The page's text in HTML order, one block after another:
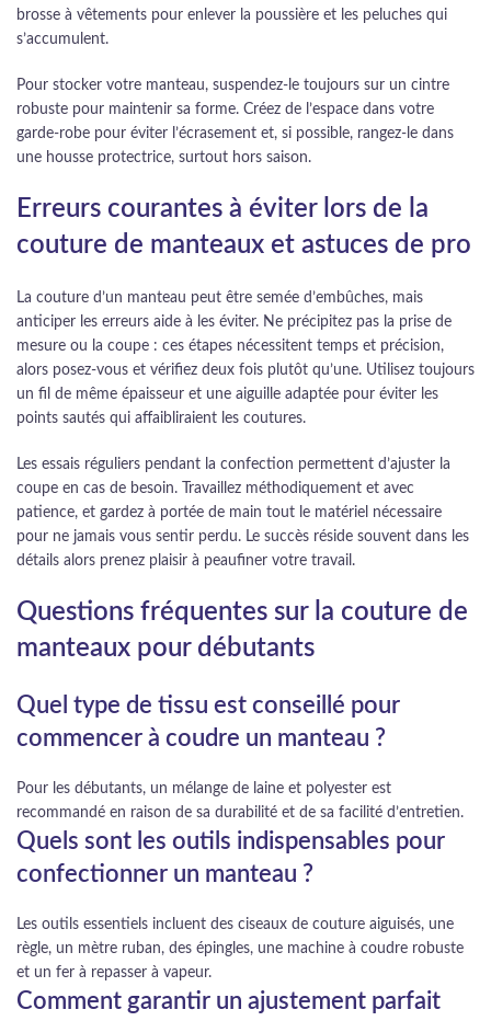
brosse à vêtements pour enlever la poussière et les peluches qui
s’accumulent.
Pour stocker votre manteau, suspendez-le toujours sur un cintre
robuste pour maintenir sa forme. Créez de l’espace dans votre
garde-robe pour éviter l’écrasement et, si possible, rangez-le dans
une housse protectrice, surtout hors saison.
Erreurs courantes à éviter lors de la
couture de manteaux et astuces de pro
La couture d’un manteau peut être semée d’embûches, mais
anticiper les erreurs aide à les éviter. Ne précipitez pas la prise de
mesure ou la coupe : ces étapes nécessitent temps et précision,
alors posez-vous et vérifiez deux fois plutôt qu’une. Utilisez toujours
un fil de même épaisseur et une aiguille adaptée pour éviter les
points sautés qui affaibliraient les coutures.
Les essais réguliers pendant la confection permettent d’ajuster la
coupe en cas de besoin. Travaillez méthodiquement et avec
patience, et gardez à portée de main tout le matériel nécessaire
pour ne jamais vous sentir perdu. Le succès réside souvent dans les
détails alors prenez plaisir à peaufiner votre travail.
Questions fréquentes sur la couture de
manteaux pour débutants
Quel type de tissu est conseillé pour
commencer à coudre un manteau ?
Pour les débutants, un mélange de laine et polyester est
recommandé en raison de sa durabilité et de sa facilité d’entretien.
Quels sont les outils indispensables pour
confectionner un manteau ?
Les outils essentiels incluent des ciseaux de couture aiguisés, une
règle, un mètre ruban, des épingles, une machine à coudre robuste
et un fer à repasser à vapeur.
Comment garantir un ajustement parfait